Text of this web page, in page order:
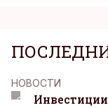
НОВОСТИ